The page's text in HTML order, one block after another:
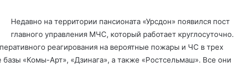
Недавно на территории пансионата «Урсдон» появился пост
главного управления МЧС, который работает круглосуточно.
реагирования на вероятные пожары и ЧС в трех
базы «Комы-Арт», «Дзинага», а также «Ростсельмаш». Все они